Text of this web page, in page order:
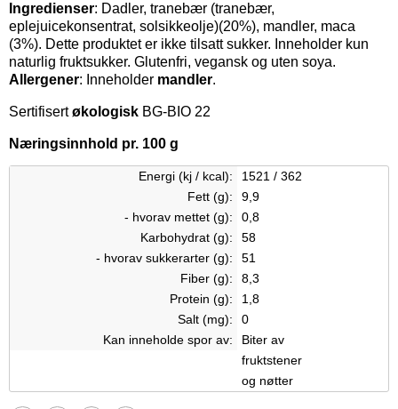
Ingredienser: Dadler, tranebær (tranebær,
eplejuicekonsentrat, solsikkeolje)(20%), mandler, maca
(3%). Dette produktet er ikke tilsatt sukker. Inneholder kun
naturlig fruktsukker. Glutenfri, vegansk og uten soya.
Allergener: Inneholder mandler.
Sertifisert økologisk BG-BIO 22
Næringsinnhold pr. 100 g
Energi (kj / kcal):
1521 / 362
Fett (g):
9,9
- hvorav mettet (g):
0,8
Karbohydrat (g):
58
- hvorav sukkerarter (g):
51
Fiber (g):
8,3
Protein (g):
1,8
Salt (mg):
0
Kan inneholde spor av:
Biter av
fruktstener
og nøtter